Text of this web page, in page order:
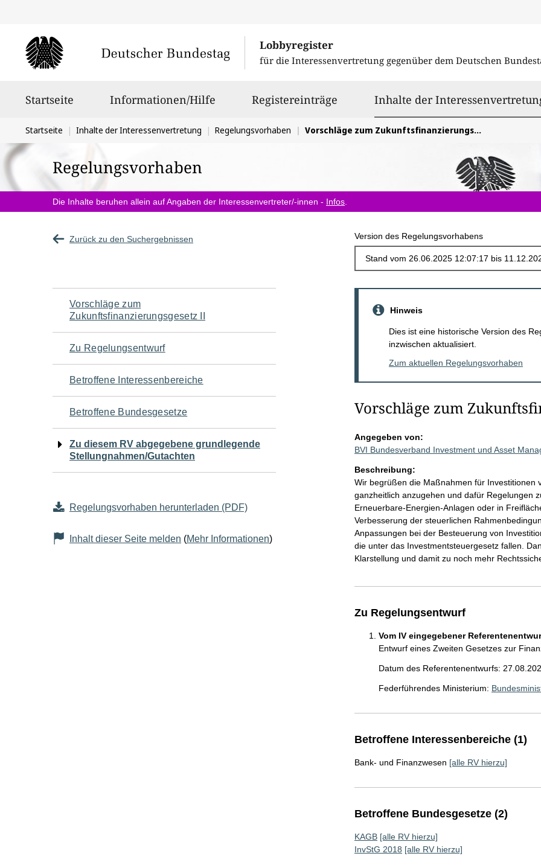
Lobbyregister
für die Interessenvertretung gegenüber dem Deutschen
Startseite Informationen/Hilfe Registereinträge Inhalte der
Sie
befinden
sich
hier:
Startseite Inhalte der Interessenvertretung Regelungsvorhaben Vorschläge zum Zukunftsfinanzierungsgesetz II
Regelungsvorhaben
Die Inhalte beruhen allein auf Angaben der Interessenvertreter/-innen - Infos
Zurück zu den Suchergebnissen Version des Regelungsvorhabens
Navigation
für
den
Seiteninhalt
Vorschläge zum
Zukunftsfinanzierungsgesetz II
Zu Regelungsentwurf
Betroffene Interessenbereiche
Betroffene Bundesgesetze
Zu diesem RV abgegebene grundlegende
Stellungnahmen/Gutachten
Regelungsvorhaben herunterladen (PDF)
Inhalt dieser Seite melden (Mehr Informationen)
Hinweis
Dies ist eine historische Version des
inzwischen aktualisiert.
Zum aktuellen Regelungsvorhaben
Vorschläge zum
Angegeben von:
BVI Bundesverband Investment und Asset
Beschreibung:
Wir begrüßen die Maßnahmen für Investitionen
ganzheitlich anzugehen und dafür Regelungen
Erneuerbare-Energien-Anlagen oder in
Verbesserung der steuerlichen
Anpassungen bei der Besteuerung von
die unter das Investmentsteuergesetz fallen.
Klarstellung und damit zu noch mehr
Zu Regelungsentwurf
Vom IV eingegebener
Entwurf eines Zweiten Gesetzes zur
Datum des Referentenentwurfs:
Federführendes Ministerium:
Betroffene Interessenbereiche (1)
Bank- und Finanzwesen [alle RV hierzu]
Betroffene Bundesgesetze (2)
KAGB [alle RV hierzu]
InvStG 2018 [alle RV hierzu]